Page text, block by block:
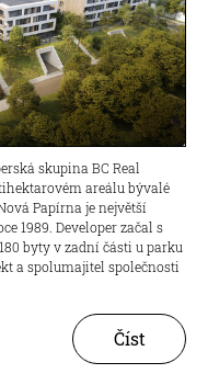
skupina BC Real
areálu bývalé
Papírna je největší
1989. Developer začal s
byty v zadní části u parku
a spolumajitel společnosti
Číst